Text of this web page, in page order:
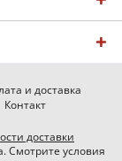
и доставка
Контакт
доставки
Смотрите условия